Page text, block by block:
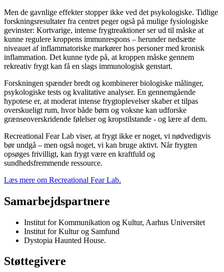
Men de gavnlige effekter stopper ikke ved det psykologiske. Tidlige
forskningsresultater fra centret peger også på mulige fysiologiske
gevinster: Kortvarige, intense frygtreaktioner ser ud til måske at
kunne regulere kroppens immunrespons – herunder nedsætte
niveauet af inflammatoriske markører hos personer med kronisk
inflammation. Det kunne tyde på, at kroppen måske gennem
rekreativ frygt kan få en slags immunologisk genstart.
Forskningen spænder bredt og kombinerer biologiske målinger,
psykologiske tests og kvalitative analyser. En gennemgående
hypotese er, at moderat intense frygtoplevelser skaber et tilpas
overskueligt rum, hvor både børn og voksne kan udforske
grænseoverskridende følelser og kropstilstande - og lære af dem.
Recreational Fear Lab viser, at frygt ikke er noget, vi nødvedigvis
bør undgå – men også noget, vi kan bruge aktivt. Når frygten
opsøges frivilligt, kan frygt være en kraftfuld og
sundhedsfremmende ressource.
Læs mere om Recreational Fear Lab.
Samarbejdspartnere
Institut for Kommunikation og Kultur, Aarhus Universitet
Institut for Kultur og Samfund
Dystopia Haunted House.
Støttegivere